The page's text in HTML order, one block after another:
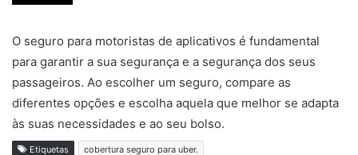
O seguro para motoristas de aplicativos é fundamental
para garantir a sua segurança e a segurança dos seus
passageiros. Ao escolher um seguro, compare as
diferentes opções e escolha aquela que melhor se adapta
às suas necessidades e ao seu bolso.
Etiquetas
cobertura seguro para uber.